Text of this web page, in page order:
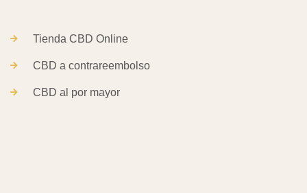
Tienda CBD Online
CBD a contrareembolso
CBD al por mayor